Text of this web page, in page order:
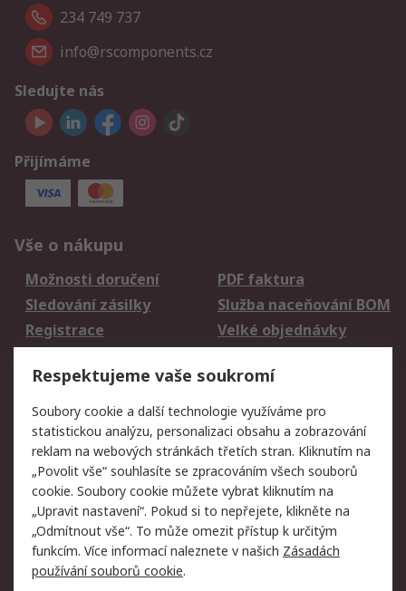
234 749 737
info@rscomponents.cz
Sledujte nás
Přijímáme
Vše o nákupu
Možnosti doručení
PDF faktura
Sledování zásilky
Služba naceňování BOM
Registrace
Velké objednávky
Právní
Autorská práva
Obchodní podmínky
společnosti RS
Prohlášení o ochraně
údajů
Zabezpečení
elektronické pošty
Zásady pro soubory
cookie
Zásady ochrany
osobních údajů
Respektujeme vaše soukromí
Soubory cookie a další technologie využíváme pro
statistickou analýzu, personalizaci obsahu a zobrazování
reklam na webových stránkách třetích stran. Kliknutím na
„Povolit vše“ souhlasíte se zpracováním všech souborů
cookie. Soubory cookie můžete vybrat kliknutím na
„Upravit nastavení“. Pokud si to nepřejete, klikněte na
„Odmítnout vše“. To může omezit přístup k určitým
funkcím. Více informací naleznete v našich Zásadách
používání souborů cookie.